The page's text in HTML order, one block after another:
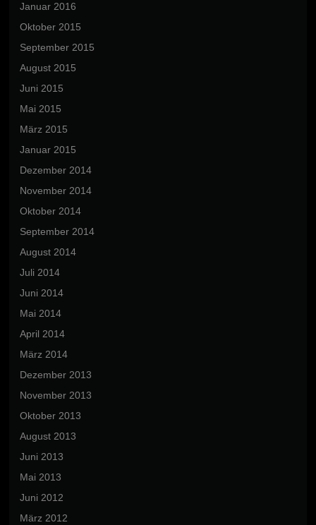
Januar 2016
Oktober 2015
September 2015
August 2015
Juni 2015
Mai 2015
März 2015
Januar 2015
Dezember 2014
November 2014
Oktober 2014
September 2014
August 2014
Juli 2014
Juni 2014
Mai 2014
April 2014
März 2014
Dezember 2013
November 2013
Oktober 2013
August 2013
Juni 2013
Mai 2013
Juni 2012
März 2012